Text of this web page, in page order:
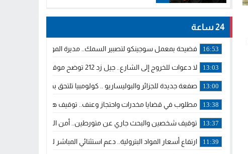
24 ساعة
16:53 فضيحة بمعمل سوجينكو لتصبير السمك.. مديرة الموارد البشرية
13:03 لا دعوات للخروج إلى الشارع.. جيل زد 212 توضح موقفها وتؤكد أن المنشورات المنسوبة إليها لا تمثل موقفها الرسمي.
13:00 صفعة جديدة للجزائر والبوليساريو .. كولومبيا تلتحق بداعمي مغربية
13:38 مطلوب في قضايا مخدرات واحتجاز وعنف.. توقيف هولندي بوجدة ملاحق
13:37 توقيف شخصين والبحث جاري عن متورطين.. أمن الجديدة يفك خيوط
11:39 ارتفاع أسعار المواد البترولية.. دعم استثنائي المباشر لمهنيي النقل